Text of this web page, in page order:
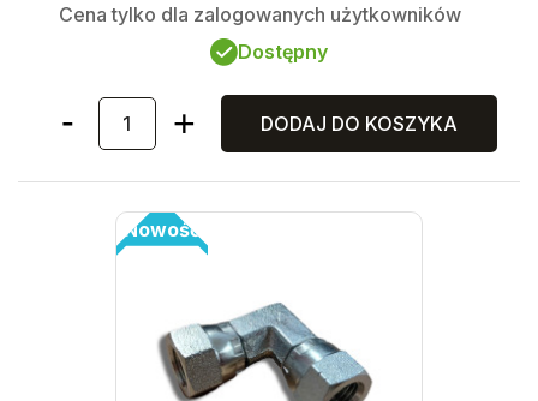
Cena tylko dla zalogowanych użytkowników
Dostępny
DODAJ DO KOSZYKA
Nowość